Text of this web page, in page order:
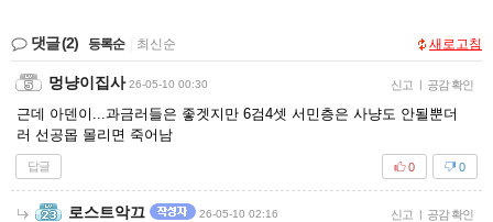
댓글(2) 등록순 최신순 새로고침
멍냥이집사 26-05-10 00:30 신고 | 공감 확인
근데 아덴이...과금러들은 좋겟지만 6검4셋 서민층은 사냥도 안될뿐더
러 선공몹 몰리면 죽어남
답글 0
0
로스트악끄 26-05-10 02:16 신고 | 공감 확인